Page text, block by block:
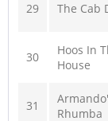
29 The Cab
30
Hoos In
House
31
Rhumba